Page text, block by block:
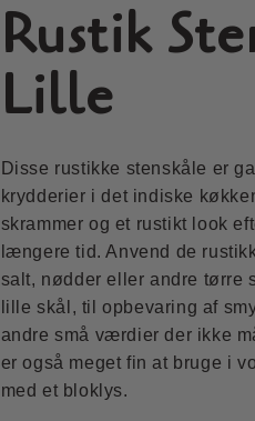
Rustik
Lille
Disse rustikke stenskåle er
krydderier i det indiske
skrammer og et rustikt look
længere tid. Anvend de
salt, nødder eller andre tørre
lille skål, til opbevaring af
andre små værdier der ikke
er også meget fin at bruge i
med et bloklys.